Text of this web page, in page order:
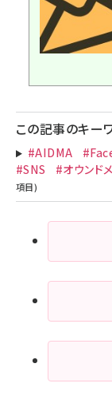
この記事のキー
#AIDMA
#SNS
#オウンド